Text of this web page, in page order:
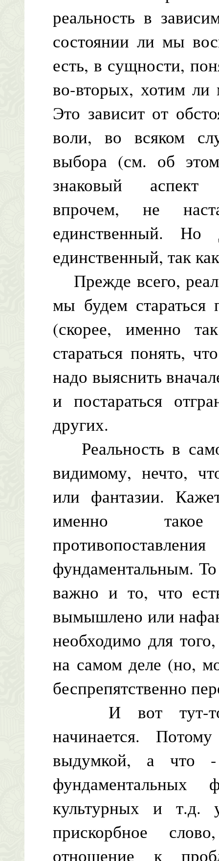
реальность в
состоянии ли мы
есть, в сущности,
во-вторых, хотим ли
Это зависит от
воли, во всяком
выбора (см. об
знаковый аспект
впрочем, не
единственный.
единственный, так
Прежде всего,
мы будем стараться
(скорее, именно
стараться понять,
надо выяснить
и постараться
других.
Реальность в
видимому, нечто,
или фантазии.
именно
фундаментальным.
важно и то, что
вымышлено или
необходимо для
на самом деле (но,
беспрепятственно
И вот тут-то
начинается.
выдумкой, а что -
фундаментальных
культурных и т.д.
прискорбное
отношение к